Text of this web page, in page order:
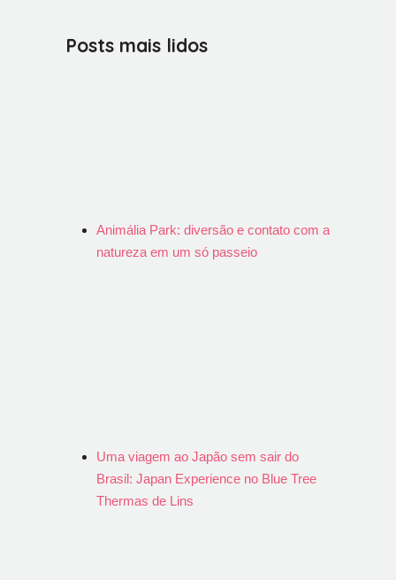
Posts mais lidos
Animália Park: diversão e contato com a
natureza em um só passeio
Uma viagem ao Japão sem sair do
Brasil: Japan Experience no Blue Tree
Thermas de Lins